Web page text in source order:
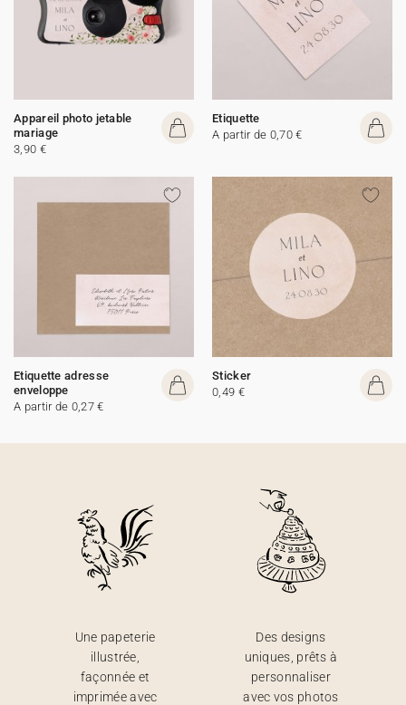
Appareil photo jetable
mariage
3,90 €
Etiquette
A partir de 0,70 €
Etiquette adresse
enveloppe
A partir de 0,27 €
Sticker
0,49 €
Une papeterie
illustrée,
façonnée et
imprimée avec
Des designs
uniques, prêts à
personnaliser
avec vos photos